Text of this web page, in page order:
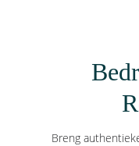
Breng